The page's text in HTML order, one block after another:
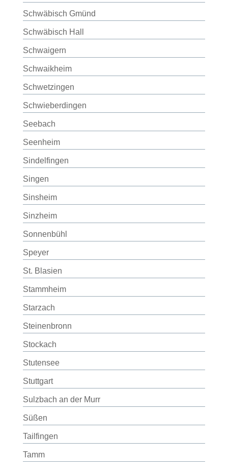
Schwäbisch Gmünd
Schwäbisch Hall
Schwaigern
Schwaikheim
Schwetzingen
Schwieberdingen
Seebach
Seenheim
Sindelfingen
Singen
Sinsheim
Sinzheim
Sonnenbühl
Speyer
St. Blasien
Stammheim
Starzach
Steinenbronn
Stockach
Stutensee
Stuttgart
Sulzbach an der Murr
Süßen
Tailfingen
Tamm